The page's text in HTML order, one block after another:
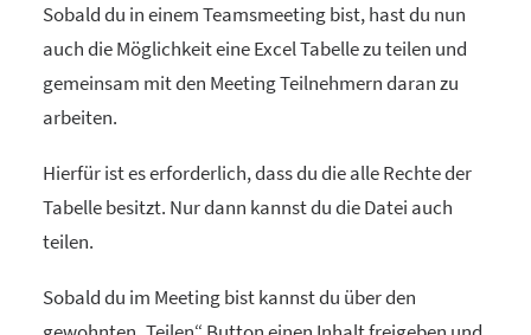
Sobald du in einem Teamsmeeting bist, hast du nun
auch die Möglichkeit eine Excel Tabelle zu teilen und
gemeinsam mit den Meeting Teilnehmern daran zu
arbeiten.
Hierfür ist es erforderlich, dass du die alle Rechte der
Tabelle besitzt. Nur dann kannst du die Datei auch
teilen.
Sobald du im Meeting bist kannst du über den